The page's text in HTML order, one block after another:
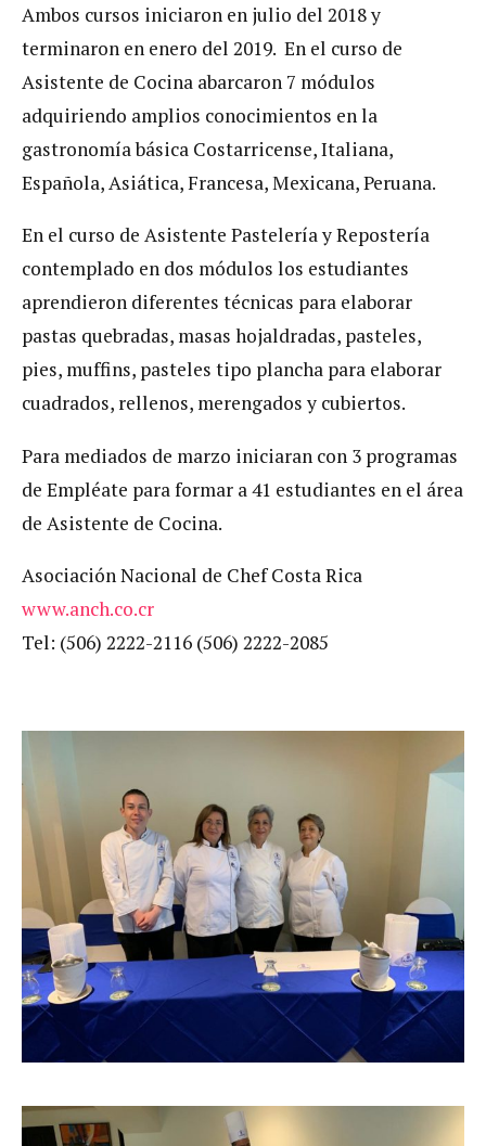
Ambos cursos iniciaron en julio del 2018 y
terminaron en enero del 2019. En el curso de
Asistente de Cocina abarcaron 7 módulos
adquiriendo amplios conocimientos en la
gastronomía básica Costarricense, Italiana,
Española, Asiática, Francesa, Mexicana, Peruana.
En el curso de Asistente Pastelería y Repostería
contemplado en dos módulos los estudiantes
aprendieron diferentes técnicas para elaborar
pastas quebradas, masas hojaldradas, pasteles,
pies, muffins, pasteles tipo plancha para elaborar
cuadrados, rellenos, merengados y cubiertos.
Para mediados de marzo iniciaran con 3 programas
de Empléate para formar a 41 estudiantes en el área
de Asistente de Cocina.
Asociación Nacional de Chef Costa Rica
www.anch.co.cr
Tel: (506) 2222-2116 (506) 2222-2085